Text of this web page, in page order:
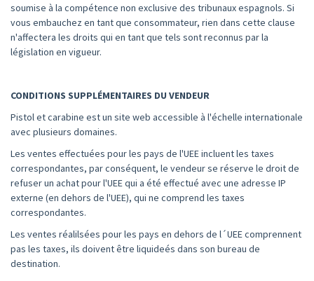
soumise à la compétence non exclusive des tribunaux espagnols. Si
vous embauchez en tant que consommateur, rien dans cette clause
n'affectera les droits qui en tant que tels sont reconnus par la
législation en vigueur.
CONDITIONS SUPPLÉMENTAIRES DU VENDEUR
Pistol et carabine est un site web accessible à l'échelle internationale
avec plusieurs domaines.
Les ventes effectuées pour les pays de l'UEE incluent les taxes
correspondantes, par conséquent, le vendeur se réserve le droit de
refuser un achat pour l'UEE qui a été effectué avec une adresse IP
externe (en dehors de l'UEE), qui ne comprend les taxes
correspondantes.
Les ventes réalilsées pour les pays en dehors de l´UEE comprennent
pas les taxes, ils doivent être liquideés dans son bureau de
destination.